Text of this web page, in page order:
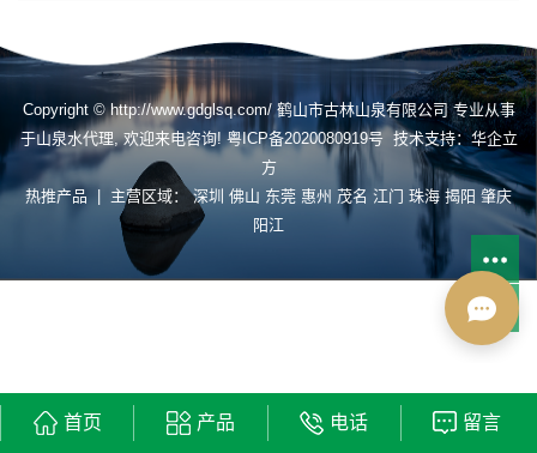
Copyright © http://www.gdglsq.com/ 鹤山市古林山泉有限公司 专业从事
于山泉水代理, 欢迎来电咨询!粤ICP备2020080919号技术支持：华企立
方
热推产品 | 主营区域：深圳 佛山 东莞 惠州 茂名 江门 珠海 揭阳 肇庆
阳江
首页 产品 电话 留言